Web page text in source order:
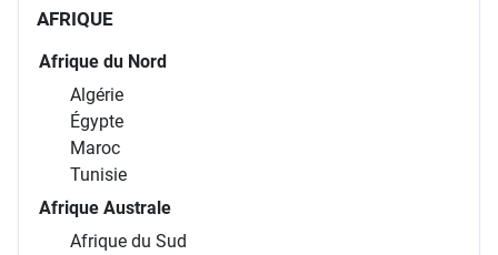
AFRIQUE
Afrique du Nord
Algérie
Égypte
Maroc
Tunisie
Afrique Australe
Afrique du Sud